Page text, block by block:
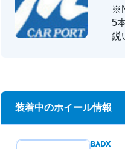
5
鋭
装着中のホイール情報
BADX